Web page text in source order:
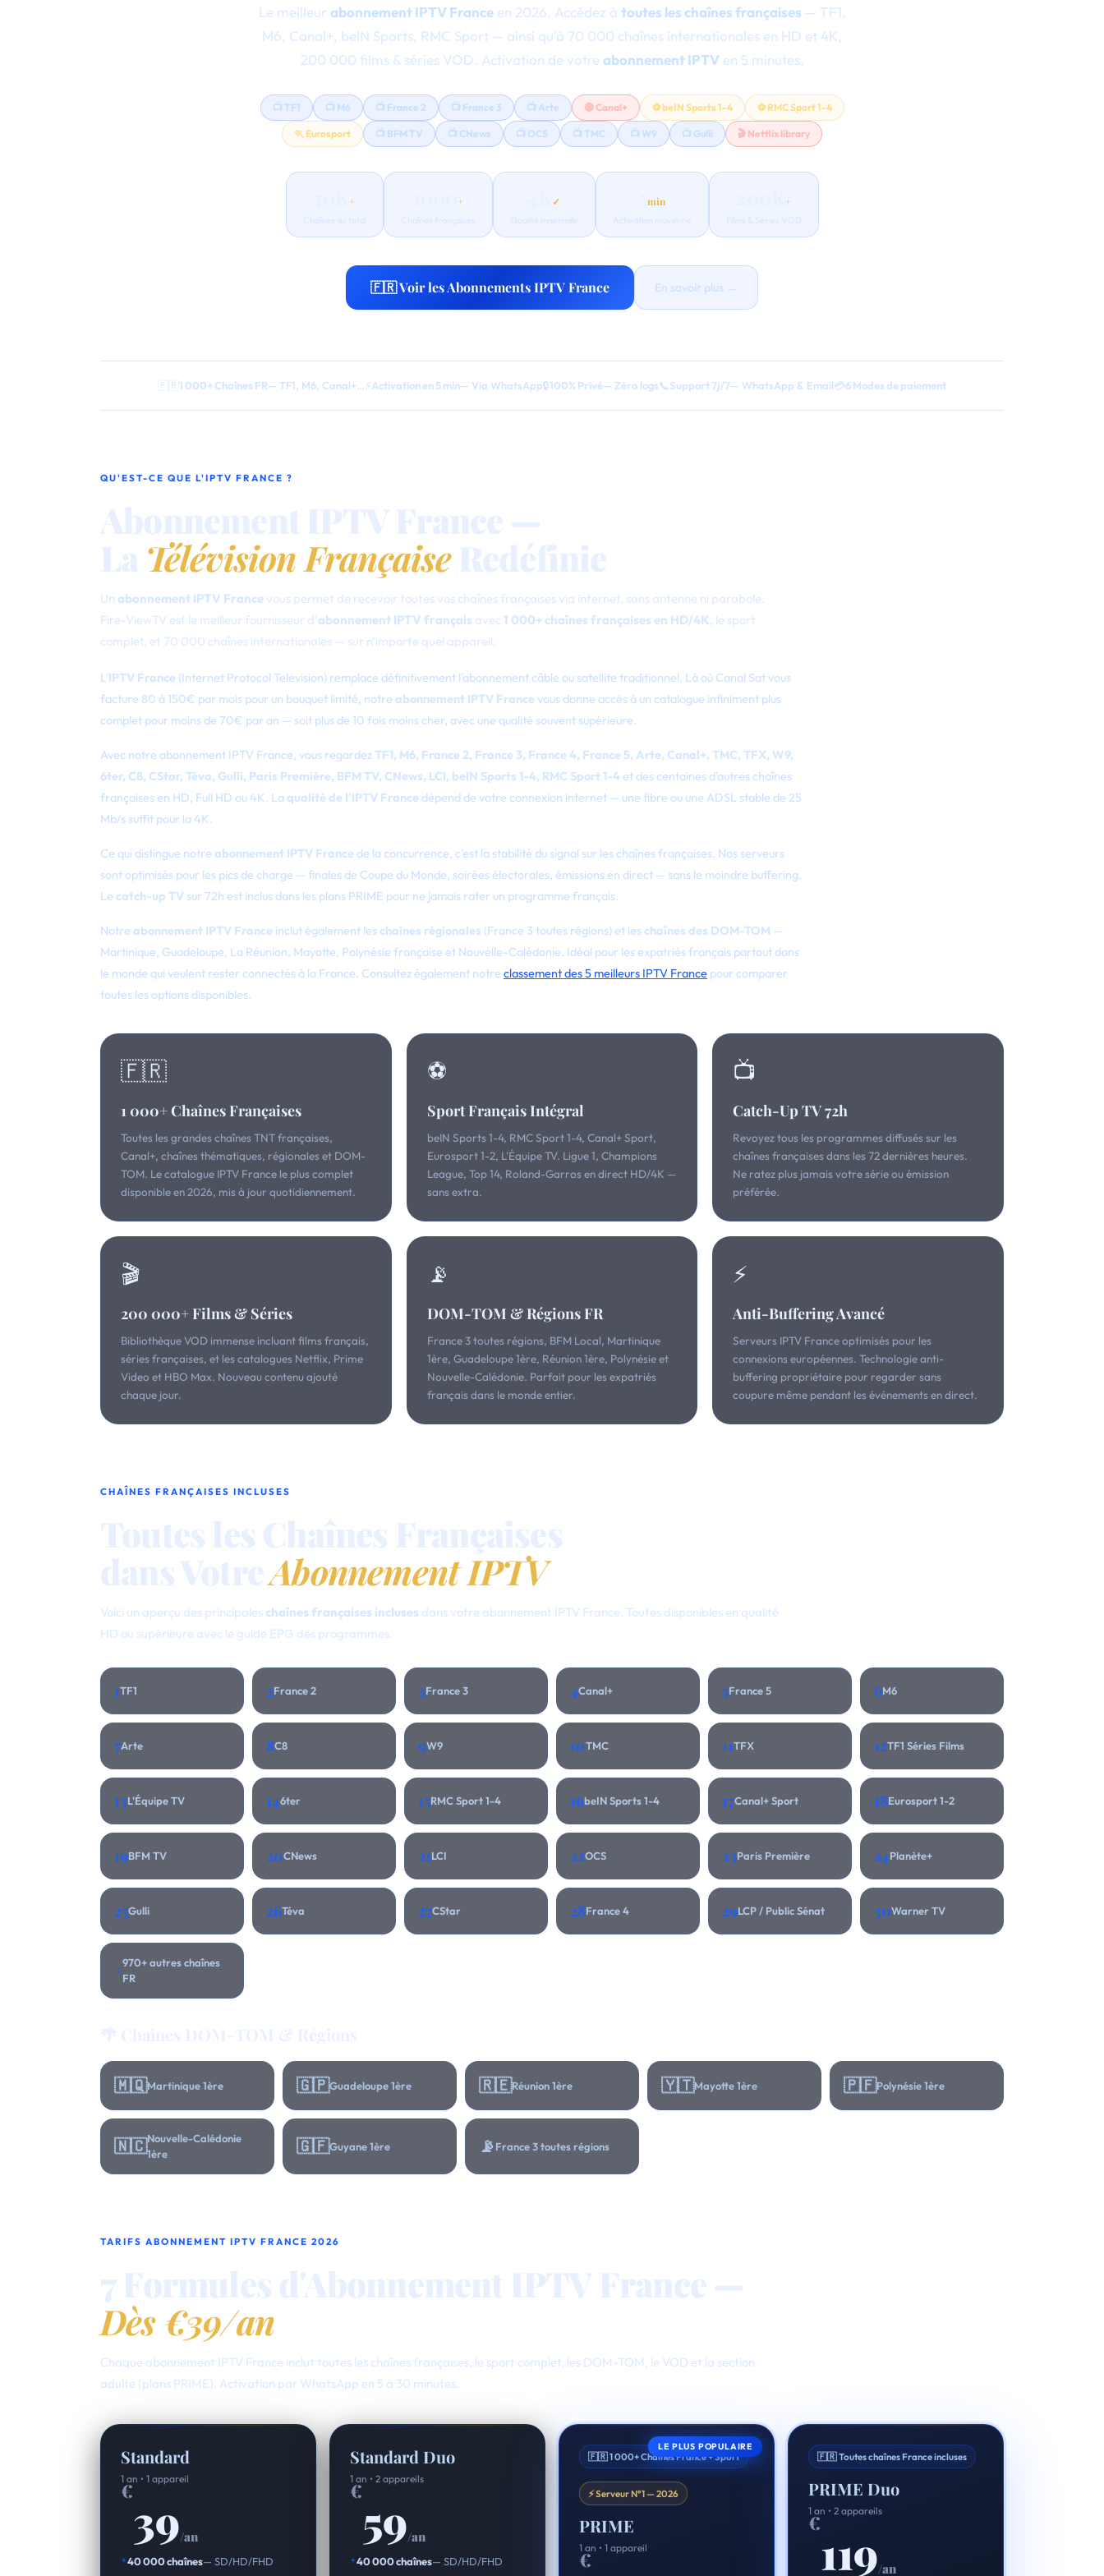
Le meilleur abonnement IPTV Franceen 2026. Accédez à toutes les chaînes françaises — TF1,
M6, Canal+, beIN Sports, RMC Sport — ainsi qu'à 70 000 chaînes internationales en HD et 4K,
200 000 films & séries VOD. Activation de votre abonnement IPTVen 5 minutes.
📺 TF1 📺 M6 📺 France 2 📺 France 3 📺 Arte 🔴 Canal+ ⚽ beIN Sports 1-4 ⚽ RMC Sport 1-4
🏃 Eurosport 📺 BFM TV 📺 CNews 📺 OCS 📺 TMC 📺 W9 📺 Gulli 🎬 Netflix library
+
Chaînes au total
+
Chaînes françaises
✓
Qualité maximale
min
Activation moyenne
+
Films & Séries VOD
🇫🇷 Voir les Abonnements IPTV France En savoir plus →
🇫🇷1 000+ Chaînes FR— TF1, M6, Canal+…⚡Activation en 5 min— Via WhatsApp🔒100% Privé— Zéro logs📞Support 7j/7— WhatsApp & Email💳6 Modes de paiement
QU'EST-CE QUE L'IPTV FRANCE ?
Télévision FrançaiseRedéfinie
Un abonnement IPTV France vous permet de recevoir toutes vos chaînes françaises via internet, sans antenne ni parabole.
Fire-ViewTV est le meilleur fournisseur d'abonnement IPTV français avec 1 000+ chaînes françaises en HD/4K, le sport
complet, et 70 000 chaînes internationales — sur n'importe quel appareil.
L'IPTV France (Internet Protocol Television) remplace définitivement l'abonnement câble ou satellite traditionnel. Là où Canal Sat vous
facture 80 à 150€ par mois pour un bouquet limité, notre abonnement IPTV Francevous donne accès à un catalogue infiniment plus
complet pour moins de 70€ par an — soit plus de 10 fois moins cher, avec une qualité souvent supérieure.
Avec notre abonnement IPTV France, vous regardezTF1, M6, France 2, France 3, France 4, France 5, Arte, Canal+, TMC, TFX, W9,
6ter, C8, CStar, Téva, Gulli, Paris Première, BFM TV, CNews, LCI, beIN Sports 1-4, RMC Sport 1-4 et des centaines d'autres chaînes
françaises en HD, Full HD ou 4K. Laqualité de l'IPTV Francedépend de votre connexion internet — une fibre ou une ADSL stable de 25
Mb/s suffit pour la 4K.
Ce qui distingue notre abonnement IPTV Francede la concurrence, c'est la stabilité du signal sur les chaînes françaises. Nos serveurs
sont optimisés pour les pics de charge — finales de Coupe du Monde, soirées électorales, émissions en direct — sans le moindre buffering.
Le catch-up TV sur 72h est inclus dans les plans PRIME pour ne jamais rater un programme français.
Notre abonnement IPTV France inclut également leschaînes régionales (France 3 toutes régions) et leschaînes des DOM-TOM —
Martinique, Guadeloupe, La Réunion, Mayotte, Polynésie française et Nouvelle-Calédonie. Idéal pour les expatriés français partout dans
le monde qui veulent rester connectés à la France. Consultez également notre classement des 5 meilleurs IPTV France pour comparer
toutes les options disponibles.
🇫🇷
1 000+ Chaînes Françaises
Toutes les grandes chaînes TNT françaises,
Canal+, chaînes thématiques, régionales et DOM-
TOM. Le catalogue IPTV France le plus complet
disponible en 2026, mis à jour quotidiennement.
⚽
Sport Français Intégral
beIN Sports 1-4, RMC Sport 1-4, Canal+ Sport,
Eurosport 1-2, L'Équipe TV. Ligue 1, Champions
League, Top 14, Roland-Garros en direct HD/4K —
sans extra.
📺
Catch-Up TV 72h
Revoyez tous les programmes diffusés sur les
chaînes françaises dans les 72 dernières heures.
Ne ratez plus jamais votre série ou émission
préférée.
🎬
200 000+ Films & Séries
Bibliothèque VOD immense incluant films français,
séries françaises, et les catalogues Netflix, Prime
Video et HBO Max. Nouveau contenu ajouté
chaque jour.
📡
DOM-TOM & Régions FR
France 3 toutes régions, BFM Local, Martinique
1ère, Guadeloupe 1ère, Réunion 1ère, Polynésie et
Nouvelle-Calédonie. Parfait pour les expatriés
français dans le monde entier.
⚡
Anti-Buffering Avancé
Serveurs IPTV France optimisés pour les
connexions européennes. Technologie anti-
buffering propriétaire pour regarder sans
coupure même pendant les événements en direct.
CHAÎNES FRANÇAISES INCLUSES
dans VotreAbonnement IPTV
Voici un aperçu des principaleschaînes françaises incluses dans votre abonnement IPTV France. Toutes disponibles en qualité
HD ou supérieure avec le guide EPG des programmes.
1TF1 2France 2 3France 3 4Canal+ 5France 5 6M6
7Arte 8C8 9W9 10TMC 11TFX 12TF1 Séries Films
13L'Équipe TV 146ter 15RMC Sport 1-4 16beIN Sports 1-4 17Canal+ Sport 18Eurosport 1-2
19BFM TV 20CNews 21LCI 22OCS 23Paris Première 24Planète+
25Gulli 26Téva 27CStar 28France 4 29LCP / Public Sénat 30Warner TV
+970+ autres chaînes
FR
🇲🇶Martinique 1ère 🇬🇵Guadeloupe 1ère 🇷🇪Réunion 1ère 🇾🇹Mayotte 1ère 🇵🇫Polynésie 1ère
🇳🇨Nouvelle-Calédonie
1ère
🇬🇫Guyane 1ère 📡 France 3 toutes régions
TARIFS ABONNEMENT IPTV FRANCE 2026
Dès €39/an
Chaque abonnement IPTV France inclut toutes les chaînes françaises, le sport complet, les DOM-TOM, le VOD et la section
adulte (plans PRIME). Activation par WhatsApp en 5 à 30 minutes.
Standard
1 an • 1 appareil
€
39/an
40 000 chaînes— SD/HD/FHD
Standard Duo
1 an • 2 appareils
€
59/an
40 000 chaînes— SD/HD/FHD
LE PLUS POPULAIRE
🇫🇷 1 000+ Chaînes France + Sport
⚡ Serveur N°1 — 2026
PRIME
1 an • 1 appareil
€
🇫🇷 Toutes chaînes France incluses
PRIME Duo
1 an • 2 appareils
€
119/an